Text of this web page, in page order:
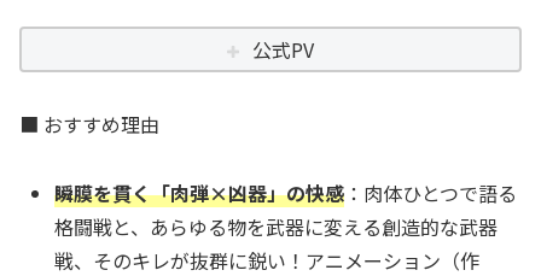
公式PV
■ おすすめ理由
瞬膜を貫く「肉弾×凶器」の快感 ：肉体ひとつで語る
格闘戦と、あらゆる物を武器に変える創造的な武器
戦、そのキレが抜群に鋭い！アニメーション（作